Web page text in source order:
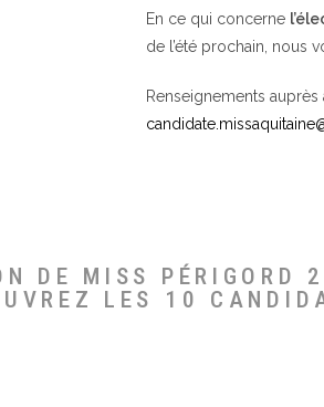
En ce qui concerne
de l’été prochain, nous
Renseignements auprès
DE MISS PÉRIGORD
LES 10